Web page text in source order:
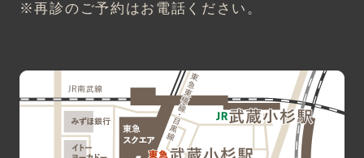
※再診のご予約はお電話ください。